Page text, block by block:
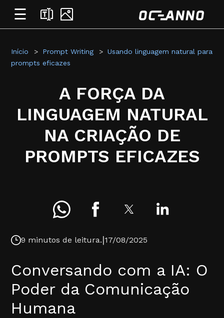
☰
Início Prompt Writing
Usando linguagem natural para
prompts eficazes
A FORÇA DA
LINGUAGEM NATURAL
NA CRIAÇÃO DE
PROMPTS EFICAZES
9 minutos de leitura.|17/08/2025
Conversando com a IA: O
Poder da Comunicação
Humana